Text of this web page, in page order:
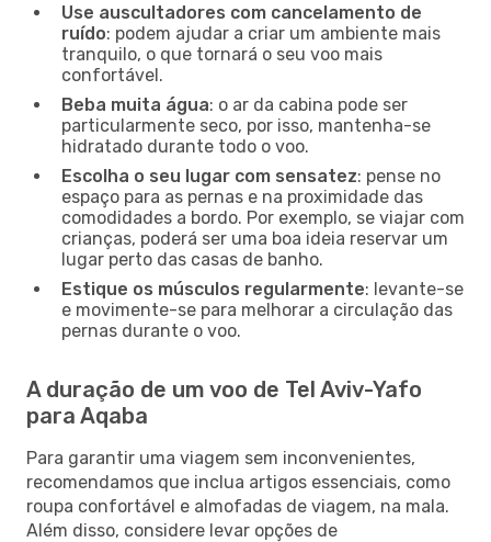
Use auscultadores com cancelamento de
ruído: podem ajudar a criar um ambiente mais
tranquilo, o que tornará o seu voo mais
confortável.
Beba muita água: o ar da cabina pode ser
particularmente seco, por isso, mantenha-se
hidratado durante todo o voo.
Escolha o seu lugar com sensatez: pense no
espaço para as pernas e na proximidade das
comodidades a bordo. Por exemplo, se viajar com
crianças, poderá ser uma boa ideia reservar um
lugar perto das casas de banho.
Estique os músculos regularmente: levante-se
e movimente-se para melhorar a circulação das
pernas durante o voo.
A duração de um voo de Tel Aviv-Yafo
para Aqaba
Para garantir uma viagem sem inconvenientes,
recomendamos que inclua artigos essenciais, como
roupa confortável e almofadas de viagem, na mala.
Além disso, considere levar opções de